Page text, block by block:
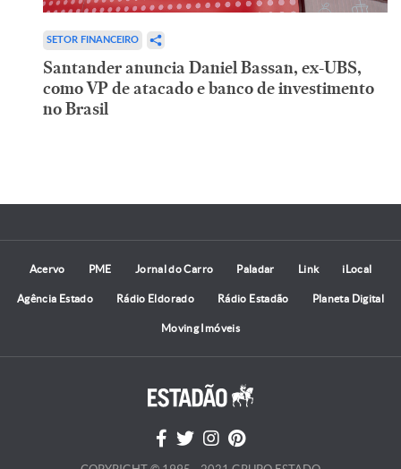
SETOR FINANCEIRO
Santander anuncia Daniel Bassan, ex-UBS,
como VP de atacado e banco de investimento
no Brasil
Acervo PME Jornal do Carro Paladar Link iLocal
Agência Estado Rádio Eldorado Rádio Estadão Planeta Digital
Moving Imóveis